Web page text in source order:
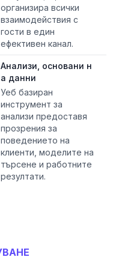
организира всички
взаимодействия с
гости в един
ефективен канал.
Анализи, основани н
а данни
Уеб базиран
инструмент за
анализи предоставя
прозрения за
поведението на
клиенти, моделите на
търсене и работните
резултати.